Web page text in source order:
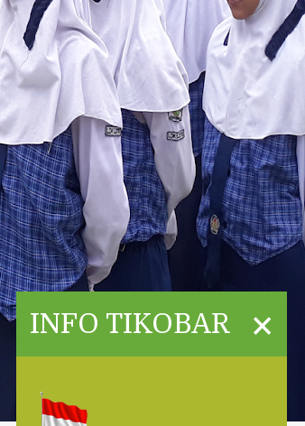
INFO TIKOBAR ×